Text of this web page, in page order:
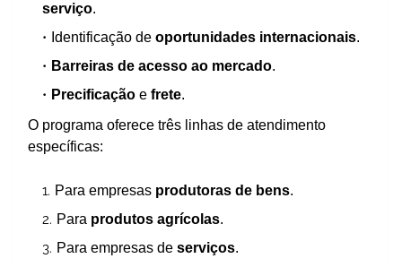
serviço.
Identificação de oportunidades internacionais.
Barreiras de acesso ao mercado.
Precificação e frete.
O programa oferece três linhas de atendimento
específicas:
Para empresas produtoras de bens.
Para produtos agrícolas.
Para empresas de serviços.